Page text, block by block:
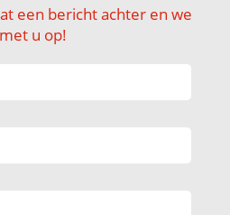
een bericht achter en we
u op!